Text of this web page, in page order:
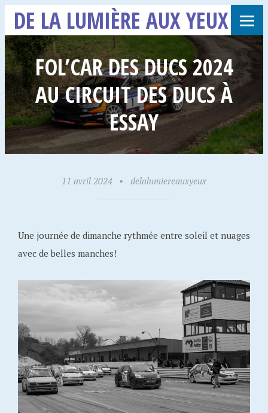
DE LA LUMIÈRE AUX YEUX
FOL’CAR DES DUCS 2024
AU CIRCUIT DES DUCS À
ESSAY
11 avril 2024 • delalumiereauxyeux
Une journée de dimanche rythmée entre soleil et nuages
avec de belles manches!